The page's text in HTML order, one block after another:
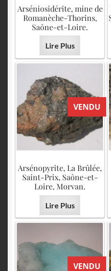
Arséniosidérite, mine de
Romanèche-Thorins,
Saône-et-Loire.
Lire Plus
VENDU
Arsénopyrite, La Brûlée,
Saint-Prix, Saône-et-
Loire, Morvan.
Lire Plus
VENDU